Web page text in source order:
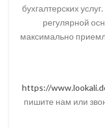
бухгалтерских
регулярной
максимально
https://
пишите нам или